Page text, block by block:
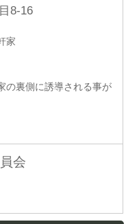
8-16
家
の裏側に誘導される事が
会